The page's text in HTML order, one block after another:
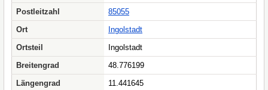
Postleitzahl
85055
Ort
Ingolstadt
Ortsteil
Ingolstadt
Breitengrad
48.776199
Längengrad
11.441645